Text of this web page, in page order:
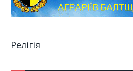
Релігія